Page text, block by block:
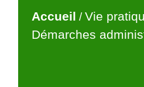
Accueil /Vie
Démarches